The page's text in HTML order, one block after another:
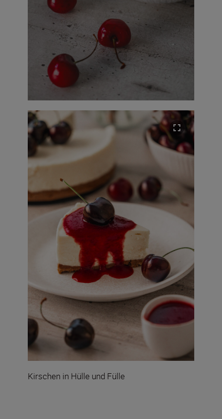
Kirschen in Hülle und Fülle